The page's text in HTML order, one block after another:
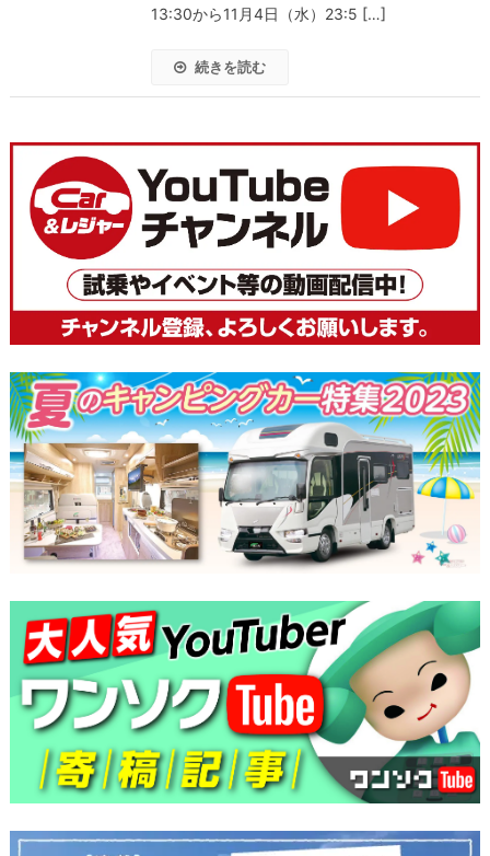
13:30から11月4日（水）23:5 […]
続きを読む